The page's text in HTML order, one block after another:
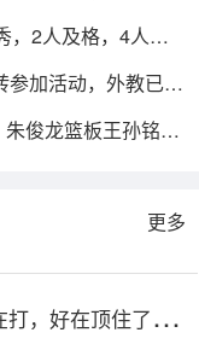
，2人及格，4人低
参加活动，外教已离
俊龙篮板王孙铭徽
更多
，好在顶住了深